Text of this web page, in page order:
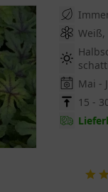
Weiß,
Mai -
15 -